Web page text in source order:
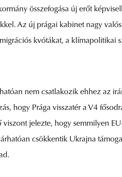
összefogása új erőt
Az új prágai kabinet nagy
kvótákat, a klímapolitikai
nem csatlakozik ehhez az
hogy Prága visszatér a V4
jelezte, hogy semmilyen
csökkentik Ukrajna